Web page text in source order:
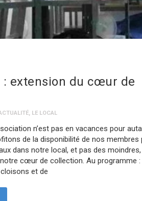
: extension du cœur de
, LE LOCAL
n’est pas en vacances pour
de la disponibilité de nos membres
dans notre local, et pas des
cœur de collection. Au programme :
et de